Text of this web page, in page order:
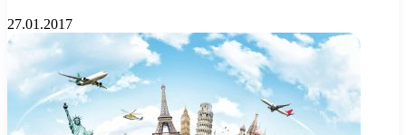
27.01.2017